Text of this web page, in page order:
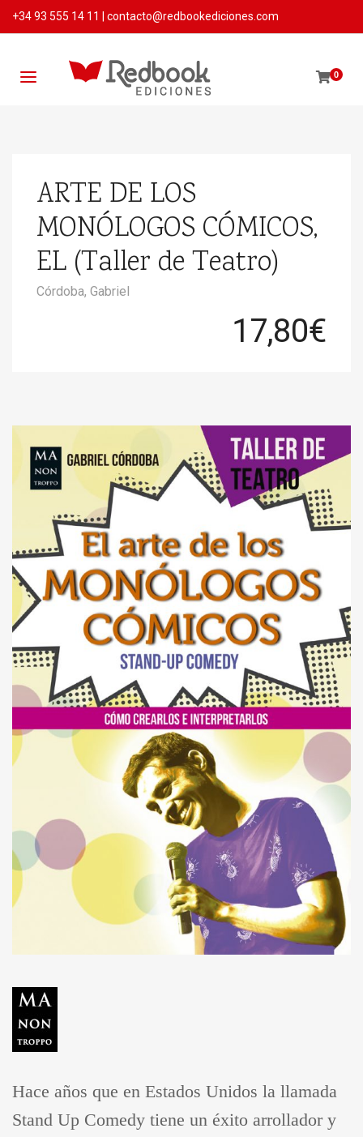
+34 93 555 14 11 contacto@redbookediciones.com
0
ARTE DE LOS
MONÓLOGOS CÓMICOS,
EL (Taller de Teatro)
Córdoba, Gabriel
17,80€
Hace años que en Estados Unidos la llamada
Stand Up Comedy tiene un éxito arrollador y